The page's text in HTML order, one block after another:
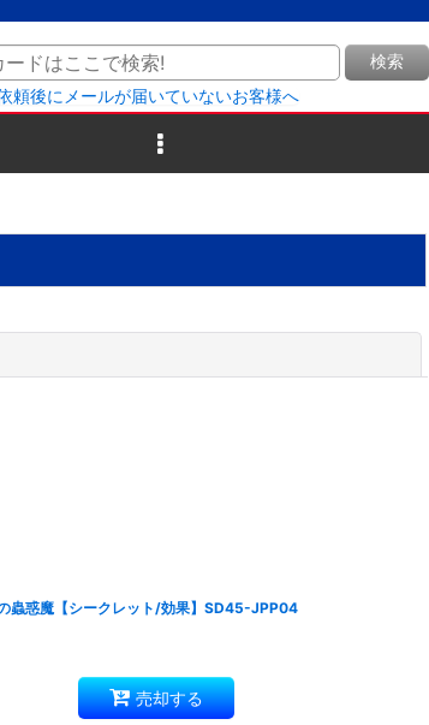
検索
頼後にメールが届いていないお客様へ
の蟲惑魔【シークレット/効果】SD45-JPP04
売却する